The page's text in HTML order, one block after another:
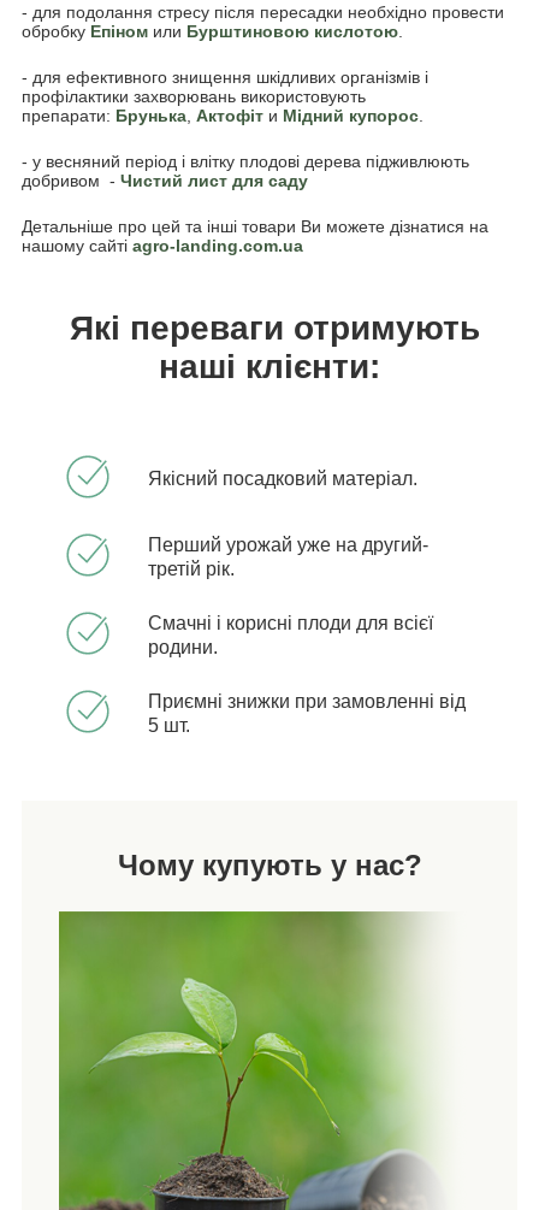
- для подолання стресу після пересадки необхідно провести
обробку Епіном или Бурштиновою кислотою
- для ефективного знищення шкідливих організмів і
профілактики захворювань використовують
препарати: Брунька Актофіт и Мідний купорос
- у весняний період і влітку плодові дерева підживлюють
добривом - Чистий лист для саду
Детальніше про цей та інші товари Ви можете дізнатися на
нашому сайті agro-landing.com.ua
Які переваги отримують
наші клієнти:
Якісний посадковий матеріал.
Перший урожай уже на другий-
третій рік.
Смачні і корисні плоди для всієї
родини.
Приємні знижки при замовленні від
5 шт.
Чому купують у нас?